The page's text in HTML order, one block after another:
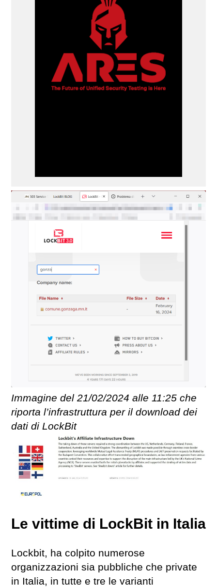
Immagine del 21/02/2024 alle 11:25 che
riporta l’infrastruttura per il download dei
dati di LockBit
Le vittime di LockBit in Italia
Lockbit, ha colpito numerose
organizzazioni sia pubbliche che private
in Italia, in tutte e tre le varianti